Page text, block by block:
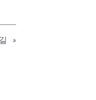
»